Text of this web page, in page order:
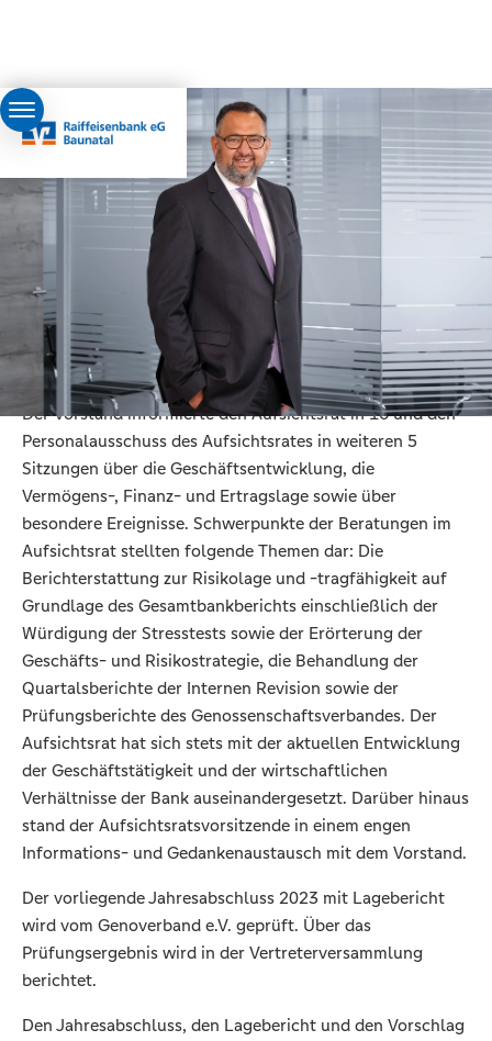
Dr. Andreas Nodoushani | Vorsitzender des
Aufsichtsrates
Bericht des Aufsichtsrates
Der Aufsichtsrat hat im Berichtsjahr die ihm nach Gesetz,
Satzung und Geschäftsordnung obliegenden Aufgaben
erfüllt. Er nahm seine Überwachungsfunktion wahr und
traf die in seinen Zuständigkeitsbereich fallenden
Beschlüsse, dies beinhaltet auch die Befassung mit der
Prüfung nach § 53 GenG.
Der Vorstand informierte den Aufsichtsrat in 16 und den
Personalausschuss des Aufsichtsrates in weiteren 5
Sitzungen über die Geschäftsentwicklung, die
Vermögens-, Finanz- und Ertragslage sowie über
besondere Ereignisse. Schwerpunkte der Beratungen im
Aufsichtsrat stellten folgende Themen dar: Die
Berichterstattung zur Risikolage und -tragfähigkeit auf
Grundlage des Gesamtbankberichts einschließlich der
Würdigung der Stresstests sowie der Erörterung der
Geschäfts- und Risikostrategie, die Behandlung der
Quartalsberichte der Internen Revision sowie der
Prüfungsberichte des Genossenschaftsverbandes. Der
Aufsichtsrat hat sich stets mit der aktuellen Entwicklung
der Geschäftstätigkeit und der wirtschaftlichen
Verhältnisse der Bank auseinandergesetzt. Darüber hinaus
stand der Aufsichtsratsvorsitzende in einem engen
Informations- und Gedankenaustausch mit dem Vorstand.
Der vorliegende Jahresabschluss 2023 mit Lagebericht
wird vom Genoverband e.V. geprüft. Über das
Prüfungsergebnis wird in der Vertreterversammlung
berichtet.
Den Jahresabschluss, den Lagebericht und den Vorschlag